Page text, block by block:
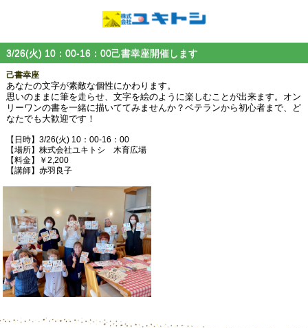
3/26(火) 10：00-16：00己書幸座開催します
己書幸座
あなたの文字が素敵な個性にかわります。
思いのままに筆を走らせ、文字を絵のように楽しむことが出来ます。オン
リーワンの書を一緒に描いててみませんか？ベテランから初心者まで、ど
なたでも大歓迎です！
【日時】3/26(火) 10：00-16：00
【場所】株式会社ユキトシ 木育広場
【料金】￥2,200
【講師】赤羽良子